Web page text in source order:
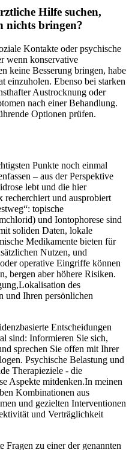
Hilfe suchen,
nichts bringen?
Kontakte⁤ oder psychische
wenn ​konservative
keine Besserung bringen, habe
einzuholen. Ebenso bei starken
Austrocknung oder
nach einer Behandlung.‍
‌Optionen prüfen.​
Punkte noch einmal
– aus ​der Perspektive‌
lebt und⁢ die hier
‍recherchiert und ‍ausprobiert
topische
und​ Iontophorese sind
soliden⁣ Daten, lokale
Medikamente ⁣bieten für
Nutzen, und
operative Eingriffe können
bergen aber höhere Risiken.
des
‌und Ihren persönlichen
Entscheidungen
sind: Informieren Sie ⁢sich,
sprechen Sie offen mit Ihrer
Psychische Belastung​ und
Therapieziele -‍ die
Aspekte mitdenken.In meinen
Kombinationen aus‍
und gezielten Interventionen
und Verträglichkeit
zu einer der⁤ genannten